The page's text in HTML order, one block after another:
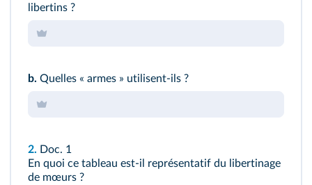
libertins ?
b. Quelles « armes » utilisent-ils ?
2. Doc. 1
En quoi ce tableau est‑il représentatif du libertinage
de mœurs ?